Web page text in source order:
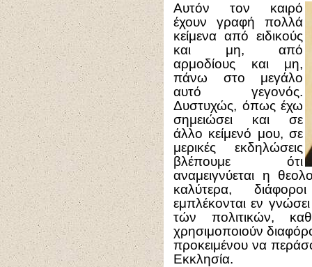
Αυτόν τον καιρό
έχουν γραφή πολλά
κείμενα από ειδικούς
και μη, από
αρμοδίους και μη,
πάνω στο μεγάλο
αυτό γεγονός.
Δυστυχώς, όπως έχω
σημειώσει και σε
άλλο κείμενό μου, σε
μερικές εκδηλώσεις
βλέπουμε ότι
αναμειγνύεται η
καλύτερα,
εμπλέκονται εν
τών πολιτικών,
χρησιμοποιούν
προκειμένου να
Εκκλησία.